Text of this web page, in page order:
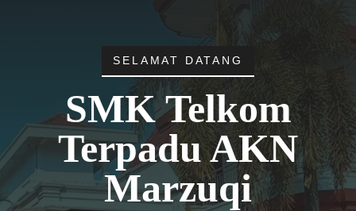
SELAMAT DATANG
SMK Telkom
Terpadu AKN
Marzuqi